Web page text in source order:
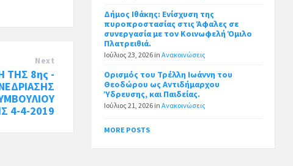
Next
ΤΗΣ 8ης -
4-4-2019
Δήμος Ιθάκης: Ενίσχυση της
πυροπροστασίας στις Άφαλες σε
συνεργασία με τον Κοινωφελή Όμιλο
Πλατρειθιά.
Ιούλιος 23, 2026 inΑνακοινώσεις
Ορισμός του Τρέλλη Ιωάννη του
Θεοδώρου ως Αντιδήμαρχου
Ύδρευσης, και Παιδείας.
Ιούλιος 21, 2026 inΑνακοινώσεις
MORE POSTS